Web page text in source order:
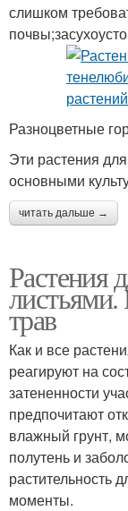
слишком
Разноцветные
Эти растения
основными
читать дальше →
Растения
трав
Как и все
реагируют на
затененности
предпочитают
влажный грунт,
полутень и
растительность
моменты.